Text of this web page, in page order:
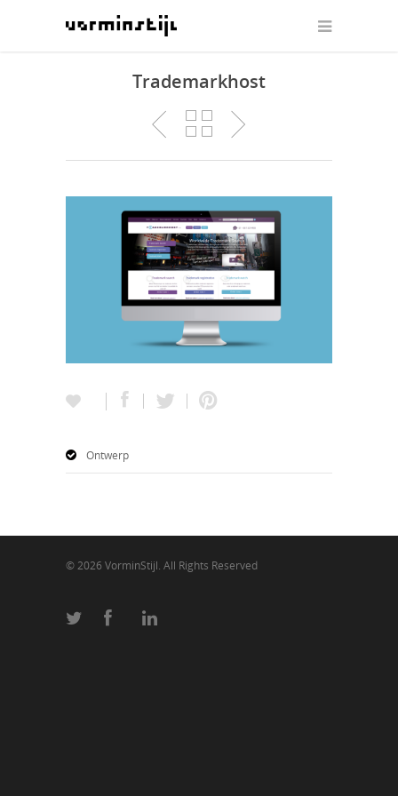
Trademarkhost
Ontwerp
© 2026 VorminStijl. All Rights Reserved